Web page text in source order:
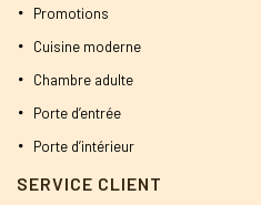
Promotions
Cuisine moderne
Chambre adulte
Porte d’entrée
Porte d’intérieur
SERVICE CLIENT